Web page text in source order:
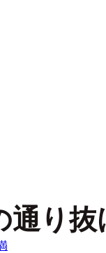
通り抜